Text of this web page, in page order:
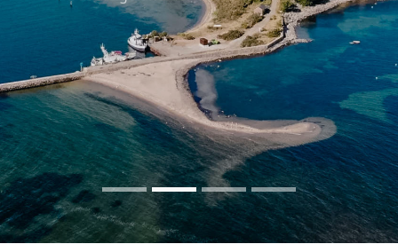
Erleben Sie die
Greifswalder
Oie